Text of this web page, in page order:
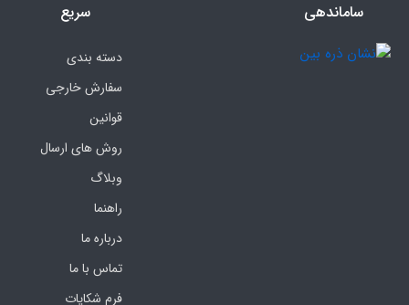
ساماندهی
سریع
دسته بندی
سفارش خارجی
قوانین
روش های ارسال
وبلاگ
راهنما
درباره ما
تماس با ما
فرم‌ شکایات